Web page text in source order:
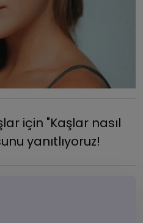
için "Kaşlar nasıl
yanıtlıyoruz!